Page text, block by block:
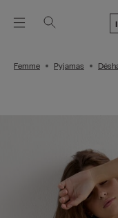
Femme Pyjamas